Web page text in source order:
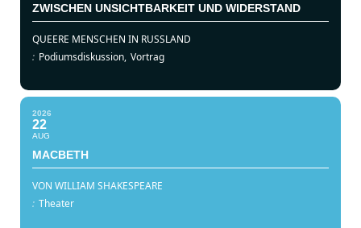
ZWISCHEN UNSICHTBARKEIT UND WIDERSTAND
QUEERE MENSCHEN IN RUSSLAND
: Podiumsdiskussion, Vortrag
2026
22
AUG
MACBETH
VON WILLIAM SHAKESPEARE
: Theater